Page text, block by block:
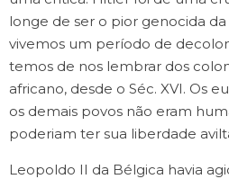
longe de ser o pior genocida
vivemos um período de
temos de nos lembrar dos
africano, desde o Séc. XVI. Os
os demais povos não eram
poderiam ter sua liberdade
Leopoldo II da Bélgica havia